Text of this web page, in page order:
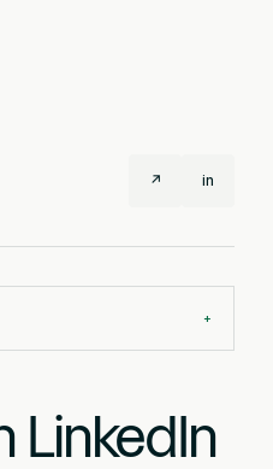
↗ in
+
LinkedIn